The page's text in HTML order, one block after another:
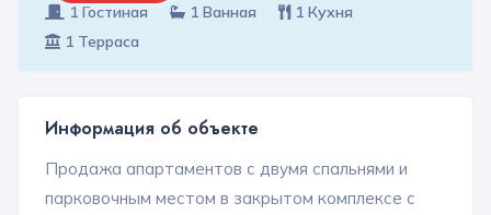
1 Гостиная
1 Ванная
1 Кухня
1 Терраса
Информация об объекте
Продажа апартаментов с двумя спальнями и
парковочным местом в закрытом комплексе с